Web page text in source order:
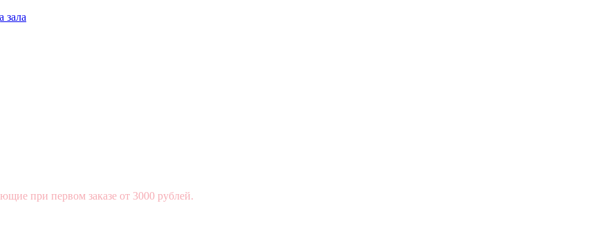
зала
при первом заказе от 3000 рублей.